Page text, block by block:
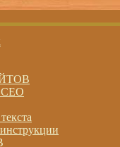
СЕО